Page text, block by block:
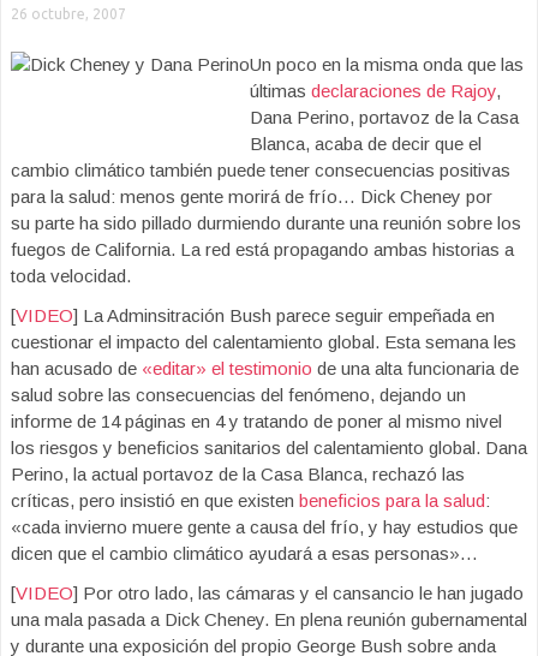
26 octubre, 2007
Un poco en la misma onda que las
últimas declaraciones de Rajoy,
Dana Perino, portavoz de la Casa
Blanca, acaba de decir que el
cambio climático también puede tener consecuencias positivas
para la salud: menos gente morirá de frío… Dick Cheney por
su parte ha sido pillado durmiendo durante una reunión sobre los
fuegos de California. La red está propagando ambas historias a
toda velocidad.
[VIDEO] La Adminsitración Bush parece seguir empeñada en
cuestionar el impacto del calentamiento global. Esta semana les
han acusado de «editar» el testimonio de una alta funcionaria de
salud sobre las consecuencias del fenómeno, dejando un
informe de 14 páginas en 4 y tratando de poner al mismo nivel
los riesgos y beneficios sanitarios del calentamiento global. Dana
Perino, la actual portavoz de la Casa Blanca, rechazó las
críticas, pero insistió en que existen beneficios para la salud:
«cada invierno muere gente a causa del frío, y hay estudios que
dicen que el cambio climático ayudará a esas personas»…
[VIDEO] Por otro lado, las cámaras y el cansancio le han jugado
una mala pasada a Dick Cheney. En plena reunión gubernamental
y durante una exposición del propio George Bush sobre anda